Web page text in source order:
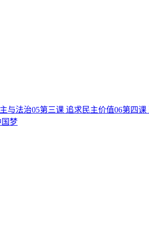
与法治05第三课 追求民主价值06第四课
国梦